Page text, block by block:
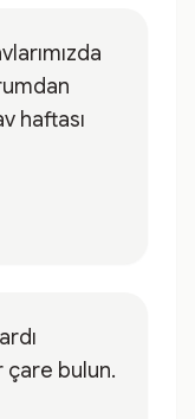
haftası
çare bulun.